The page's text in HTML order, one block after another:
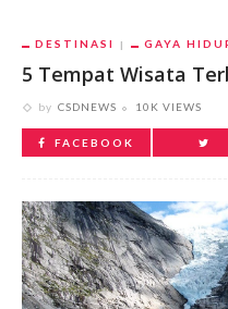
DESTINASI GAYA
5 Tempat Wisata
by CSDNEWS 10K VIEWS
FACEBOOK